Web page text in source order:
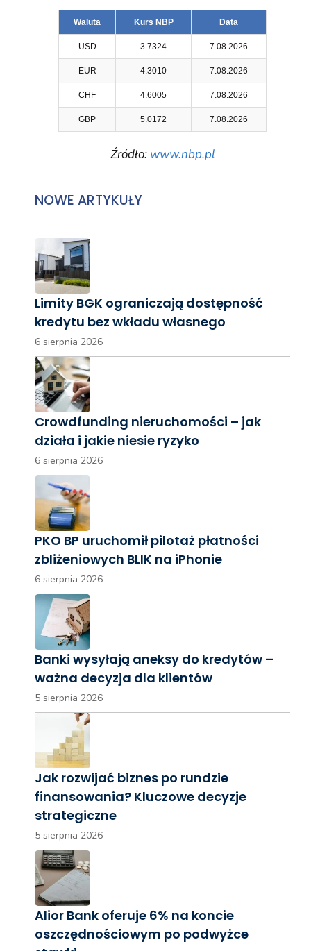
Waluta Kurs NBP Data
USD 3.7324 7.08.2026
EUR 4.3010 7.08.2026
CHF 4.6005 7.08.2026
GBP 5.0172 7.08.2026
Źródło: www.nbp.pl
NOWE ARTYKUŁY
Limity BGK ograniczają dostępność
kredytu bez wkładu własnego
6 sierpnia 2026
Crowdfunding nieruchomości – jak
działa i jakie niesie ryzyko
6 sierpnia 2026
PKO BP uruchomił pilotaż płatności
zbliżeniowych BLIK na iPhonie
6 sierpnia 2026
Banki wysyłają aneksy do kredytów –
ważna decyzja dla klientów
5 sierpnia 2026
Jak rozwijać biznes po rundzie
finansowania? Kluczowe decyzje
strategiczne
5 sierpnia 2026
Alior Bank oferuje 6% na koncie
oszczędnościowym po podwyżce